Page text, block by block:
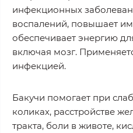
инфекционных
воспалений, повышает
обеспечивает энергию
включая мозг.
инфекцией.
Бакучи помогает при
коликах, расстройстве
тракта, боли в животе,